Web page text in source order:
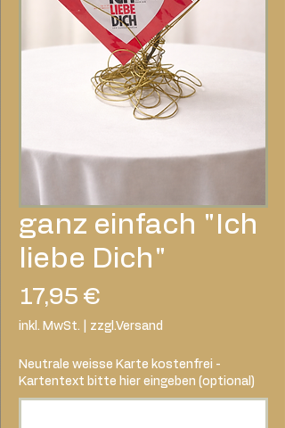
ganz einfach "Ich
liebe Dich"
17,95 €
inkl. MwSt. zzgl.Versand
Neutrale weisse Karte kostenfrei -
Kartentext bitte hier eingeben (optional)